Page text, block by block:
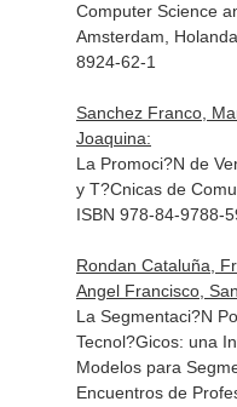
Computer Science
Amsterdam,
8924-62-1
Sanchez Franco,
Joaquina:
La Promoci?N de
y T?Cnicas de
ISBN 978-84-9788-
Rondan Cataluña,
Angel Francisco,
La Segmentaci?N
Tecnol?Gicos: una
Modelos para
Encuentros de